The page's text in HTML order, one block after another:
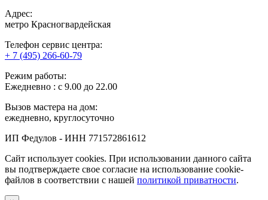
Адрес:
метро Красногвардейская
Телефон сервис центра:
+ 7 (495) 266-60-79
Режим работы:
Ежедневно : с 9.00 до 22.00
Вызов мастера на дом:
ежедневно, круглосуточно
ИП Федулов - ИНН 771572861612
Сайт использует cookies. При использовании данного сайта
вы подтверждаете свое согласие на использование cookie-
файлов в соответствии с нашей политикой приватности.